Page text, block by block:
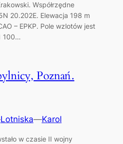
Współrzędne
20.202E. Elewacja 198 m
– EPKP. Pole wzlotów jest
100…
Poznań.
Lotniska—Karol
w czasie II wojny